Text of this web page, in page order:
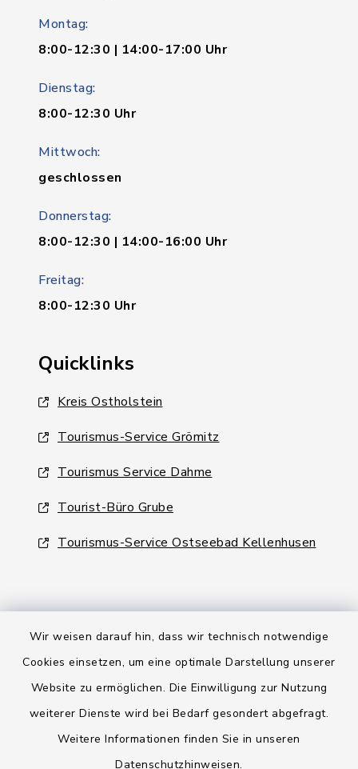
Wir weisen darauf hin, dass wir technisch notwendige
Cookies einsetzen, um eine optimale Darstellung unserer
Website zu ermöglichen. Die Einwilligung zur Nutzung
weiterer Dienste wird bei Bedarf gesondert abgefragt.
Weitere Informationen finden Sie in unseren
Datenschutzhinweisen.
Montag:
8:00-12:30 | 14:00-17:00 Uhr
Dienstag:
8:00-12:30 Uhr
Mittwoch:
geschlossen
Donnerstag:
8:00-12:30 | 14:00-16:00 Uhr
Freitag:
8:00-12:30 Uhr
Quicklinks
Kreis Ostholstein
Tourismus-Service Grömitz
Tourismus Service Dahme
Tourist-Büro Grube
Tourismus-Service Ostseebad Kellenhusen
Kontakt
Datenschutz